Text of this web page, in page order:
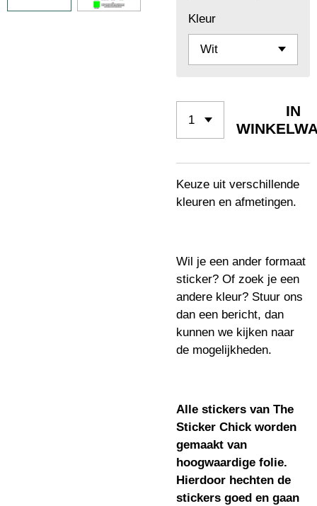
Kleur
IN
Keuze uit verschillende
kleuren en afmetingen.
Wil je een ander formaat
sticker? Of zoek je een
andere kleur? Stuur ons
dan een bericht, dan
kunnen we kijken naar
de mogelijkheden.
Alle stickers van The
Sticker Chick worden
gemaakt van
hoogwaardige folie.
Hierdoor hechten de
stickers goed en gaan